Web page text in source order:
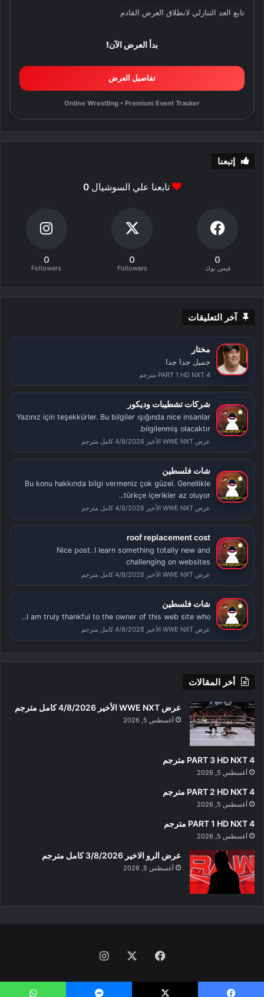
تابع العد التنازلي لانطلاق العرض القادم
بدأ العرض الآن!
تفاصيل العرض
Online Wrestling • Premium Event Tracker
إتبعنا
تابعنا علي السوشيال0
0
فيس بوك
0
Followers
0
Followers
آخر التعليقات
مختار
جميل جدا جدا
PART 1 HD NXT 4 مترجم
شركات تشطيبات وديكور
Yazınız için teşekkürler. Bu bilgiler ışığında nice insanlar
bilgilenmiş olacaktır.
عرض WWE NXT الأخير 4/8/2026 كامل مترجم
شات فلسطين
Bu konu hakkında bilgi vermeniz çok güzel. Genellikle
türkçe içerikler az oluyor...
عرض WWE NXT الأخير 4/8/2026 كامل مترجم
roof replacement cost
Nice post. I learn something totally new and
challenging on websites
عرض WWE NXT الأخير 4/8/2026 كامل مترجم
شات فلسطين
I am truly thankful to the owner of this web site who...
عرض WWE NXT الأخير 4/8/2026 كامل مترجم
أخر المقالات
عرض WWE NXT الأخير 4/8/2026 كامل مترجم
أغسطس 5, 2026
PART 3 HD NXT 4 مترجم
أغسطس 5, 2026
PART 2 HD NXT 4 مترجم
أغسطس 5, 2026
PART 1 HD NXT 4 مترجم
أغسطس 5, 2026
عرض الرو الاخير 3/8/2026 كامل مترجم
أغسطس 5, 2026
فيسبوك